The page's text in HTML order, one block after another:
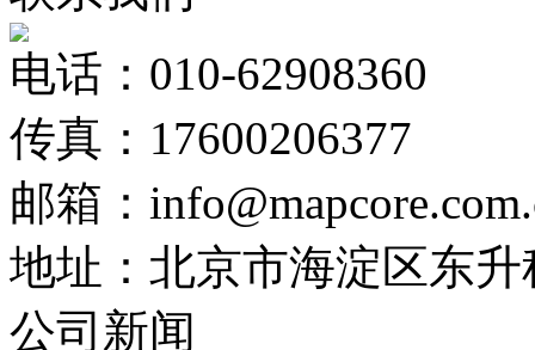
电话：010-62908360
传真：17600206377
邮箱：
地址：北京市海淀区东
公司新闻